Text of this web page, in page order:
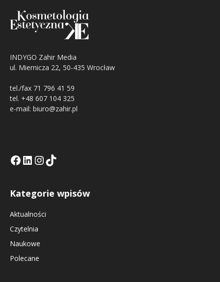
INDYGO Zahir Media
ul. Miernicza 22, 50-435 Wrocław
tel./fax 71 796 41 59
tel. +48 607 104 325
e-mail: biuro@zahir.pl
Facebook
LinkedIn
Tik Tok KEInstagramm KE
Kategorie wpisów
Aktualności
Czytelnia
Naukowe
Polecane